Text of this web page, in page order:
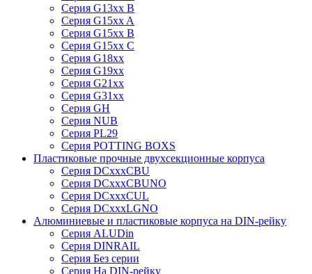
Серия G13xx B
Серия G15xx A
Серия G15xx B
Серия G15xx C
Серия G18xx
Серия G19xx
Серия G21xx
Серия G31xx
Серия GH
Серия NUB
Серия PL29
Серия POTTING BOXS
Пластиковые прочные двухсекционные корпуса
Серия DCxxxCBU
Серия DCxxxCBUNO
Серия DCxxxCUL
Серия DCxxxLGNO
Алюминиевые и пластиковые корпуса на DIN-рейку
Серия ALUDin
Серия DINRAIL
Серия Без серии
Серия На DIN-рейку